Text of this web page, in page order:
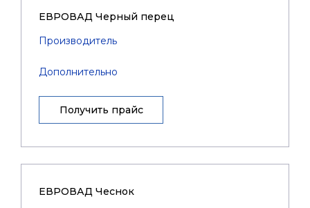
ЕВРОВАД Черный перец
Производитель
Дополнительно
Получить прайс
ЕВРОВАД Чеснок